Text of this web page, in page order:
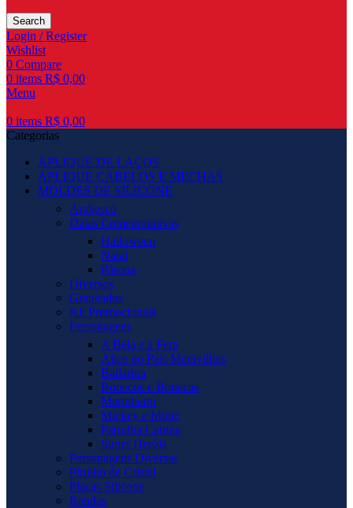
Search
Login / Register
Wishlist
0 Compare
0 items R$ 0,00
Menu
0 items R$ 0,00
Categorias
APLIQUE DE LAÇOS
APLIQUE CABELOS E MECHAS
MOLDES DE SILICONE
Arabesco
Datas Comemorativas
Halloween
Natal
Páscoa
Diversos
Grapeados
Kit Promocionais
Personagens
A Bela e a Fera
Alice no País Maravilhas
Bailarina
Bonecos e Bonecas
Marinheiro
Mickey e Minie
Patrulha Canina
Super Heróis
Personagens Diversas
Pirulito de Cristal
Placas Silicone
Rendas